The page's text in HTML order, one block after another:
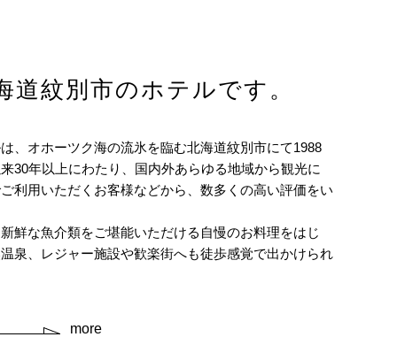
道紋別市のホテルです。
、オホーツク海の流氷を臨む北海道紋別市にて1988
30年以上にわたり、国内外あらゆる地域から観光に
利用いただくお客様などから、数多くの高い評価をい
鮮な魚介類をご堪能いただける自慢のお料理をはじ
泉、レジャー施設や歓楽街へも徒歩感覚で出かけられ
more